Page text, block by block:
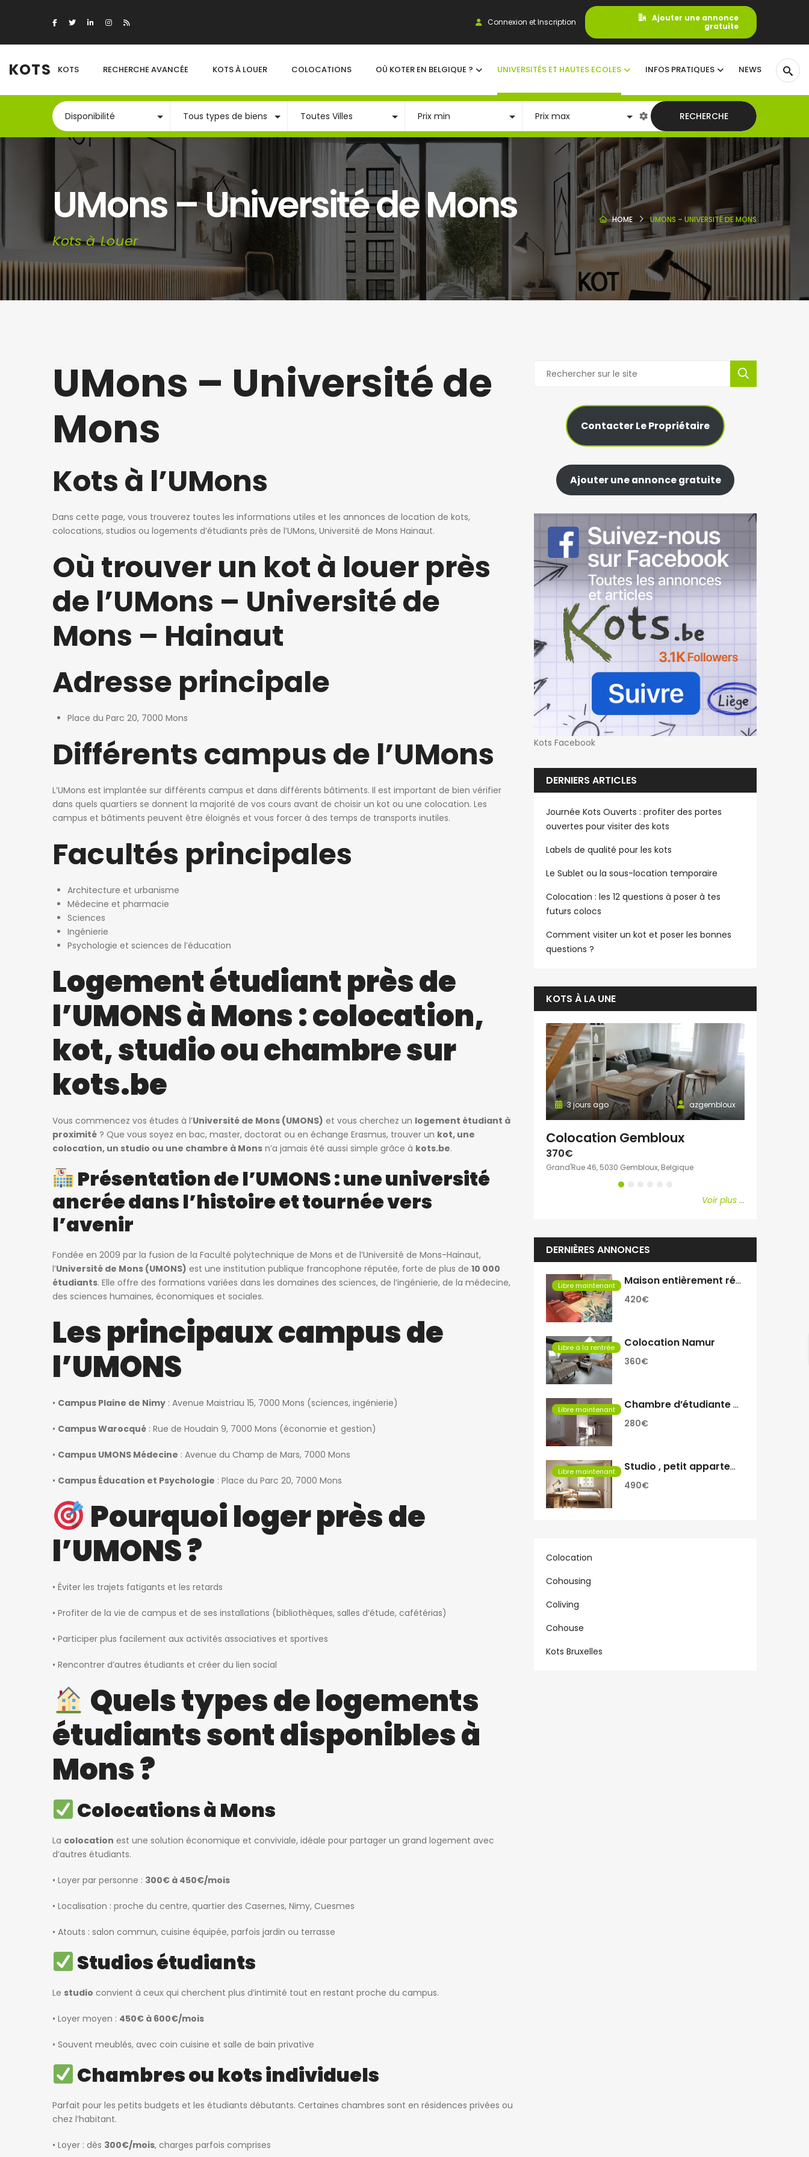
Connexion et Inscription
Ajouter une annonce
gratuite
KOTS KOTS RECHERCHE AVANCÉE KOTS À LOUER COLOCATIONS OÙ KOTER EN BELGIQUE ? UNIVERSITÉS ET HAUTES ECOLES INFOS PRATIQUES NEWS
RECHERCHE
UMons – Université de Mons
Kots à Louer
HOME UMONS – UNIVERSITÉ DE MONS
UMons – Université de
Mons
Kots à l’UMons
Dans cette page, vous trouverez toutes les informations utiles et les annonces de location de kots,
colocations, studios ou logements d’étudiants près de l’UMons, Université de Mons Hainaut.
Où trouver un kot à louer près
de l’UMons – Université de
Mons – Hainaut
Adresse principale
Place du Parc 20, 7000 Mons
Différents campus de l’UMons
L’UMons est implantée sur différents campus et dans différents bâtiments. Il est important de bien vérifier
dans quels quartiers se donnent la majorité de vos cours avant de choisir un kot ou une colocation. Les
campus et bâtiments peuvent être éloignés et vous forcer à des temps de transports inutiles.
Facultés principales
Architecture et urbanisme
Médecine et pharmacie
Sciences
Ingénierie
Psychologie et sciences de l’éducation
Logement étudiant près de
l’UMONS à Mons : colocation,
kot, studio ou chambre sur
kots.be
Vous commencez vos études à l’Université de Mons (UMONS) et vous cherchez un logement étudiant à
proximité ? Que vous soyez en bac, master, doctorat ou en échange Erasmus, trouver un kot, une
colocation, un studio ou une chambre à Mons n’a jamais été aussi simple grâce à kots.be.
Présentation de l’UMONS : une université
ancrée dans l’histoire et tournée vers
l’avenir
Fondée en 2009 par la fusion de la Faculté polytechnique de Mons et de l’Université de Mons-Hainaut,
l’Université de Mons (UMONS) est une institution publique francophone réputée, forte de plus de 10 000
étudiants. Elle offre des formations variées dans les domaines des sciences, de l’ingénierie, de la médecine,
des sciences humaines, économiques et sociales.
Les principaux campus de
l’UMONS
• Campus Plaine de Nimy : Avenue Maistriau 15, 7000 Mons (sciences, ingénierie)
• Campus Warocqué : Rue de Houdain 9, 7000 Mons (économie et gestion)
• Campus UMONS Médecine : Avenue du Champ de Mars, 7000 Mons
• Campus Éducation et Psychologie : Place du Parc 20, 7000 Mons
Pourquoi loger près de
l’UMONS ?
• Éviter les trajets fatigants et les retards
• Profiter de la vie de campus et de ses installations (bibliothèques, salles d’étude, cafétérias)
• Participer plus facilement aux activités associatives et sportives
• Rencontrer d’autres étudiants et créer du lien social
Quels types de logements
étudiants sont disponibles à
Mons ?
Colocations à Mons
La colocation est une solution économique et conviviale, idéale pour partager un grand logement avec
d’autres étudiants.
• Loyer par personne : 300€ à 450€/mois
• Localisation : proche du centre, quartier des Casernes, Nimy, Cuesmes
• Atouts : salon commun, cuisine équipée, parfois jardin ou terrasse
Studios étudiants
Le studio convient à ceux qui cherchent plus d’intimité tout en restant proche du campus.
• Loyer moyen : 450€ à 600€/mois
• Souvent meublés, avec coin cuisine et salle de bain privative
Chambres ou kots individuels
Parfait pour les petits budgets et les étudiants débutants. Certaines chambres sont en résidences privées ou
chez l’habitant.
• Loyer : dès 300€/mois, charges parfois comprises
Contacter Le Propriétaire
Ajouter une annonce gratuite
Kots Facebook
DERNIERS ARTICLES
Journée Kots Ouverts : profiter des portes
ouvertes pour visiter des kots
Labels de qualité pour les kots
Le Sublet ou la sous-location temporaire
Colocation : les 12 questions à poser à tes
futurs colocs
Comment visiter un kot et poser les bonnes
questions ?
KOTS À LA UNE
Kot Meublé Montigny-sur-Sambre
302, 6061 Charleroi, Belgique
Chbre étudiant(e) en colocation dans appartement 2 chbre avec balcon – en face de HELMo Guillemins
400€ 450€
Rue de la Cure 13, 6061 Charleroi, Belgique
azgembloux
3 jours ago
Colocation Gembloux
370€
Grand'Rue 46, 5030 Gembloux, Belgique
Voir plus ...
DERNIÈRES ANNONCES
Libre maintenant Maison entièrement rénovée
420€
Libre à la rentrée Colocation Namur
360€
Libre maintenant Chambre d’étudiante a louer
280€
Libre maintenant Studio , petit appartement
490€
Colocation
Cohousing
Coliving
Cohouse
Kots Bruxelles